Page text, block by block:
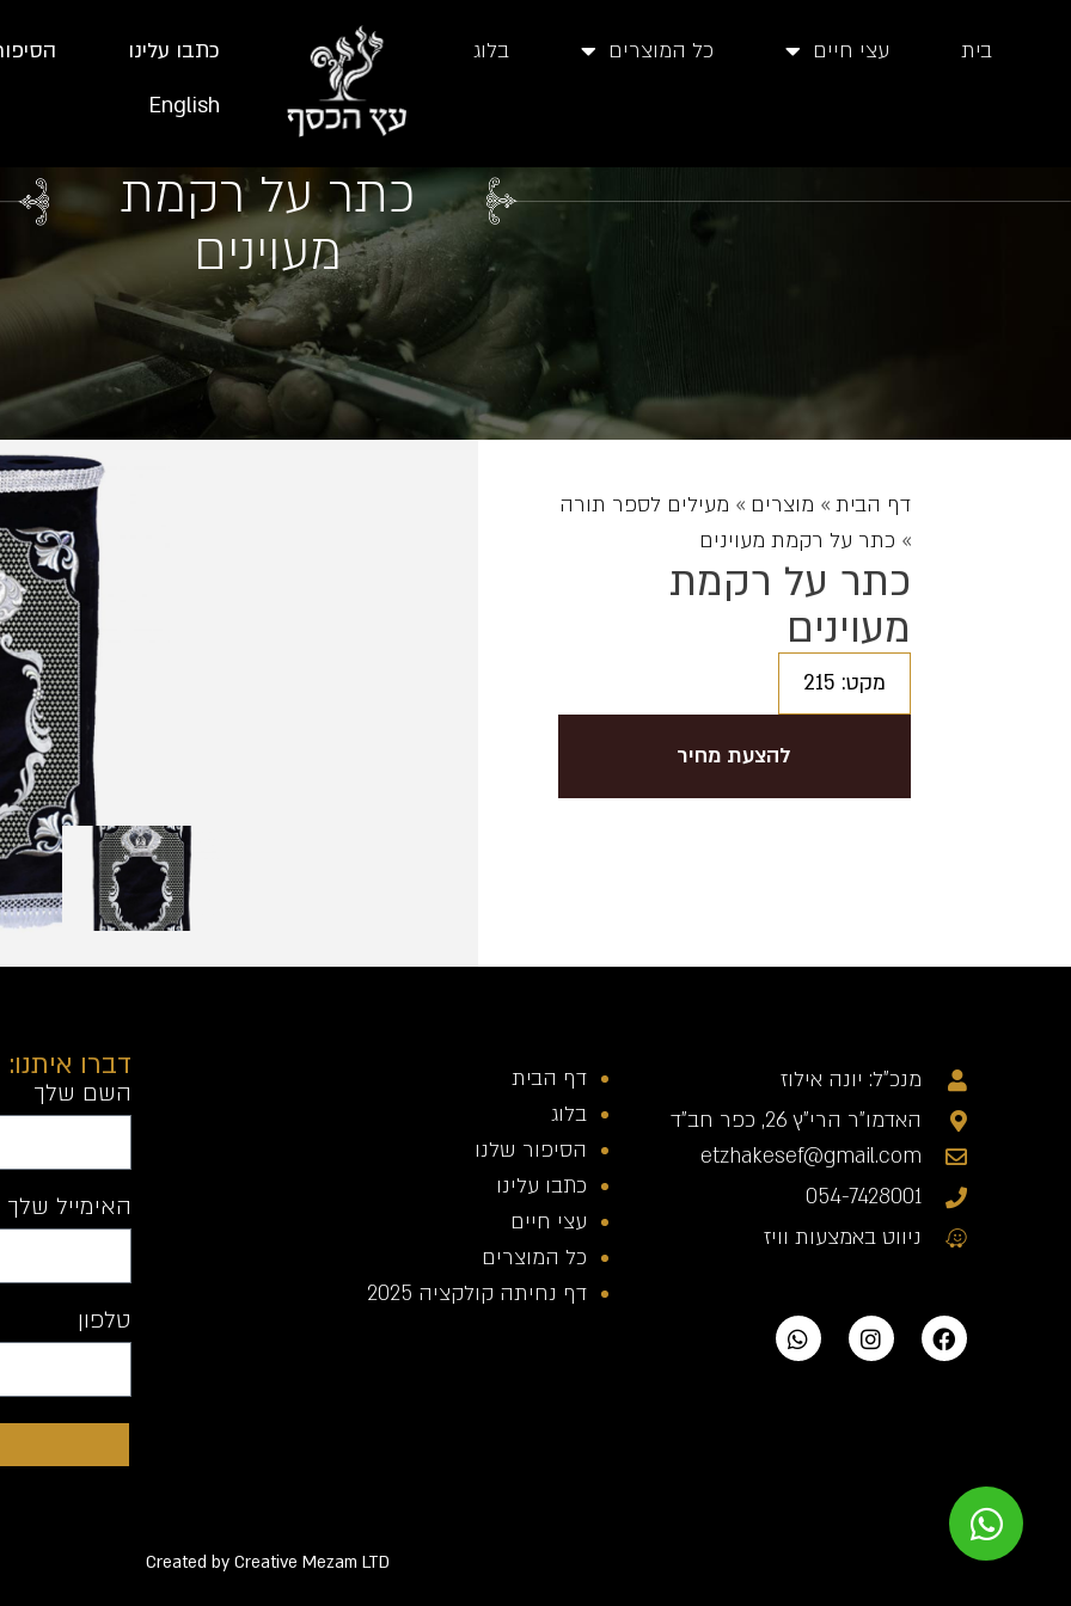
בית עצי חיים כל המוצרים בלוג כתבו עלינו
English
כתר על רקמת
מעוינים
דף הבית » מוצרים » מעילים לספר תורה
» כתר על רקמת מעוינים
כתר על רקמת
מעוינים
מקט: 215
להצעת מחיר
מנכ"ל: יונה אילוז
האדמו"ר הרי"ץ 26, כפר חב"ד
etzhakesef@gmail.com
054-7428001
ניווט באמצעות וויז
דף הבית
בלוג
הסיפור שלנו
כתבו עלינו
עצי חיים
כל המוצרים
דף נחיתה קולקציה 2025
דברו איתנו:
השם שלך
האימייל שלך
טלפון
Created by Creative Mezam LTD